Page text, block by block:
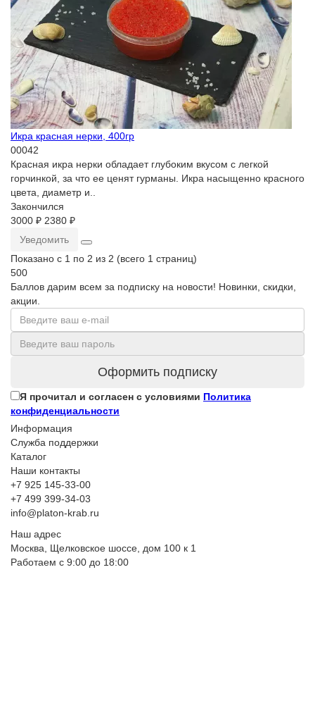
Икра красная нерки, 400гр
00042
Красная икра нерки обладает глубоким вкусом с легкой
горчинкой, за что ее ценят гурманы. Икра насыщенно красного
цвета, диаметр и..
Закончился
3000 ₽ 2380 ₽
Уведомить
Показано с 1 по 2 из 2 (всего 1 страниц)
500
Баллов дарим всем за подписку на новости! Новинки, скидки,
акции.
Оформить подписку
Я прочитал и согласен с условиями Политика
конфиденциальности
Информация
Служба поддержки
Каталог
Наши контакты
+7 925 145-33-00
+7 499 399-34-03
info@platon-krab.ru
Наш адрес
Москва, Щелковское шоссе, дом 100 к 1
Работаем с 9:00 до 18:00